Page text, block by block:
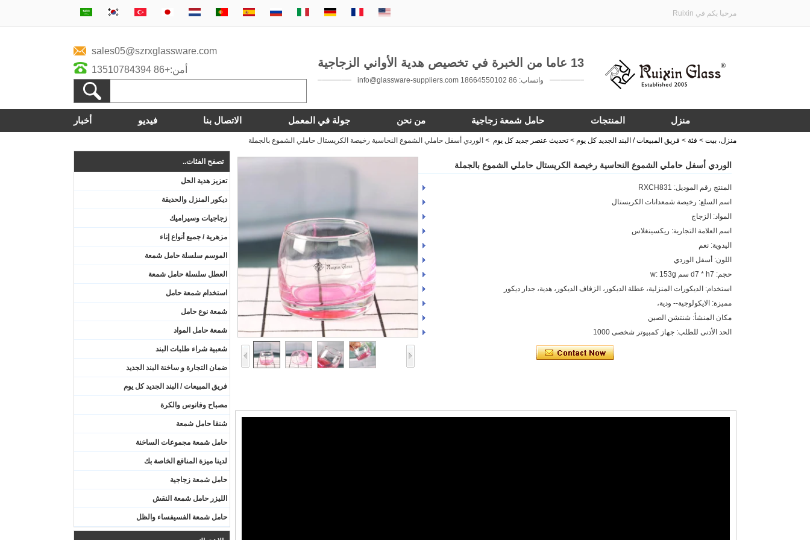
مرحبا بكم في Ruixin
13 عاما من الخبرة في تخصيص هدية الأواني الزجاجية
واتساب: 86 18664550102 info@glassware-suppliers.com
sales05@szrxglassware.com
أمن:+86 13510784394
منزل المنتجات حامل شمعة زجاجية من نحن جولة في المعمل الاتصال بنا فيديو أخبار
منزل، بيت > فئة > فريق المبيعات / البند الجديد كل يوم > تحديث عنصر جديد كل يوم > الوردي أسفل حاملي الشموع النحاسية رخيصة الكريستال حاملي الشموع بالجملة
تصفح الفئات..
تعزيز هدية الحل
ديكور المنزل والحديقة
زجاجيات وسيراميك
مزهرية / جميع أنواع إناء
الموسم سلسلة حامل شمعة
العطل سلسلة حامل شمعة
استخدام شمعة حامل
شمعة نوع حامل
شمعة حامل المواد
شعبية شراء طلبات البند
ضمان التجارة و ساخنة البند الجديد
فريق المبيعات / البند الجديد كل يوم
مصباح وفانوس والكرة
شنقا حامل شمعة
حامل شمعة مجموعات الساخنة
لدينا ميزة المنافع الخاصة بك
حامل شمعة زجاجية
الليزر حامل شمعة النقش
حامل شمعة الفسيفساء والظل
الوردي أسفل حاملي الشموع النحاسية رخيصة الكريستال حاملي الشموع بالجملة
المنتج رقم الموديل: RXCH831
اسم السلع: رخيصة شمعدانات الكريستال
المواد: الزجاج
اسم العلامة التجارية: ريكسينغلاس
اليدوية: نعم
اللون: أسفل الوردي
حجم: d7 * h7 سم w: 153g
استخدام: الديكورات المنزلية، عطلة الديكور، الزفاف الديكور، هدية، جدار ديكور
مميزة: الايكولوجية-- ودية،
مكان المنشأ: شنتشن الصين
الحد الأدنى للطلب: جهاز كمبيوتر شخصى 1000